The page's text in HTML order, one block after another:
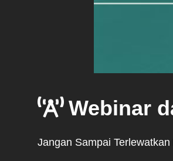
Webinar
Jangan Sampai